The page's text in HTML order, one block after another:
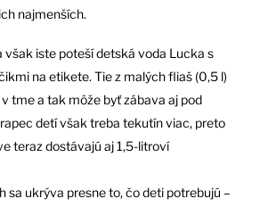
najmenších.
však iste poteší detská voda Lucka s
na etikete. Tie z malých fliaš (0,5 l)
tme a tak môže byť zábava aj pod
detí však treba tekutín viac, preto
teraz dostávajú aj 1,5-litroví
sa ukrýva presne to, čo deti potrebujú –